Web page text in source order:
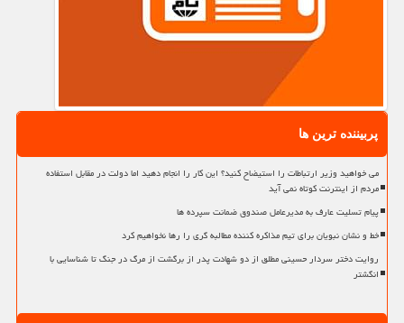
پربیننده ترین ها
می خواهید وزیر ارتباطات را استیضاح کنید؟ این کار را انجام دهید اما دولت در مقابل استفاده
مردم از اینترنت کوتاه نمی آید
پیام تسلیت عارف به مدیرعامل صندوق ضمانت سپرده ها
خط و نشان نبویان برای تیم مذاکره کننده مطالبه گری را رها نخواهیم کرد
روایت دختر سردار حسینی مطلق از دو شهادت پدر از برگشت از مرگ در جنگ تا شناسایی با
انگشتر